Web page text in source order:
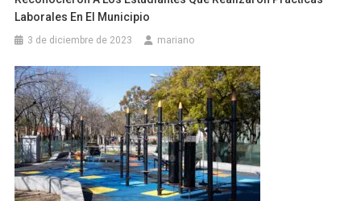
Laborales En El Municipio
3 de diciembre de 2023 mariano